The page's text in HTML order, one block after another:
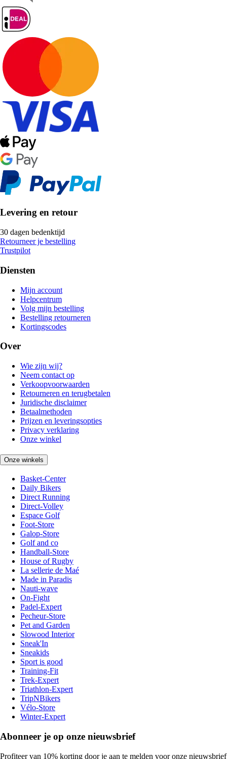
Levering en retour
30 dagen bedenktijd
Retourneer je bestelling
Trustpilot
Diensten
Mijn account
Helpcentrum
Volg mijn bestelling
Bestelling retourneren
Kortingscodes
Over
Wie zijn wij?
Neem contact op
Verkoopvoorwaarden
Retourneren en terugbetalen
Juridische disclaimer
Betaalmethoden
Prijzen en leveringsopties
Privacy verklaring
Onze winkel
Onze winkels
Basket-Center
Daily Bikers
Direct Running
Direct-Volley
Espace Golf
Foot-Store
Galop-Store
Golf and co
Handball-Store
House of Rugby
La sellerie de Maé
Made in Paradis
Nauti-wave
On-Fight
Padel-Expert
Pecheur-Store
Pet and Garden
Slowood Interior
Sneak'In
Sneakids
Sport is good
Training-Fit
Trek-Expert
Triathlon-Expert
TripNBikers
Vélo-Store
Winter-Expert
Abonneer je op onze nieuwsbrief
Profiteer van 10% korting door je aan te melden voor onze nieuwsbrief